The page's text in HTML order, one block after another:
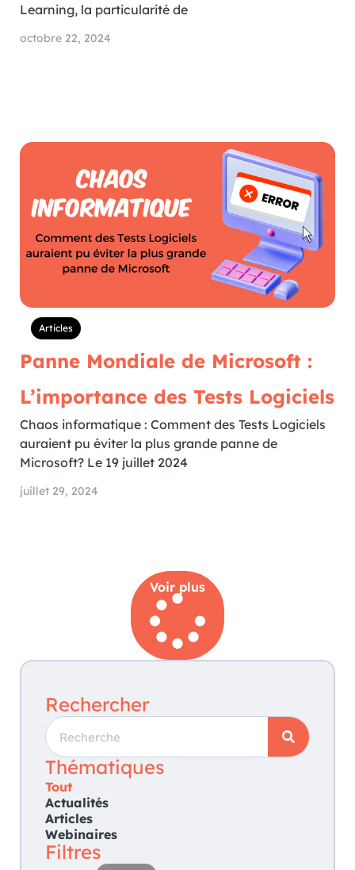
Learning, la particularité de
octobre 22, 2024
Articles
Panne Mondiale de Microsoft :
L’importance des Tests Logiciels
Chaos informatique : Comment des Tests Logiciels
auraient pu éviter la plus grande panne de
Microsoft? Le 19 juillet 2024
juillet 29, 2024
Voir plus
Rechercher
Thématiques
Actualités
Articles
Webinaires
Tout
Filtres